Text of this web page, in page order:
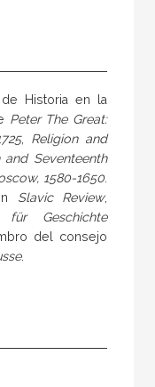
Historia en la
Peter The Great:
, Religion and
and Seventeenth
1580-1650.
Slavic Review,
für Geschichte
del consejo
.